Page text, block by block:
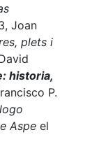
Joan
plets i
historia,
P.
Aspe el